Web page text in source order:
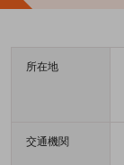
所在地
交通機関